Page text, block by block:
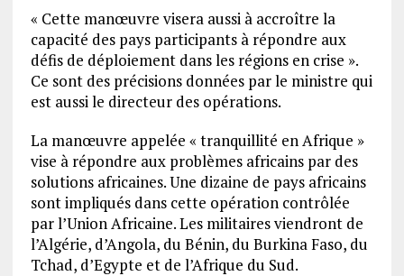
« Cette manœuvre visera aussi à accroître la
capacité des pays participants à répondre aux
défis de déploiement dans les régions en crise ».
Ce sont des précisions données par le ministre qui
est aussi le directeur des opérations.
La manœuvre appelée « tranquillité en Afrique »
vise à répondre aux problèmes africains par des
solutions africaines. Une dizaine de pays africains
sont impliqués dans cette opération contrôlée
par l’Union Africaine. Les militaires viendront de
l’Algérie, d’Angola, du Bénin, du Burkina Faso, du
Tchad, d’Egypte et de l’Afrique du Sud.